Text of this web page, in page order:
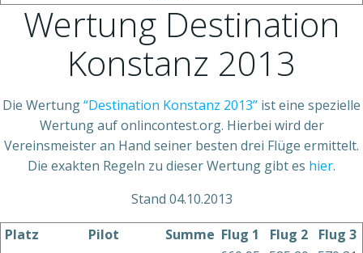
Wertung Destination
Konstanz 2013
Die Wertung“Destination Konstanz 2013” ist eine spezielle
Wertung auf onlincontest.org. Hierbei wird der
Vereinsmeister an Hand seiner besten drei Flüge ermittelt.
Die exakten Regeln zu dieser Wertung gibt es hier.
Stand 04.10.2013
Platz
Pilot Summe Flug 1 Flug 2
Flug 3